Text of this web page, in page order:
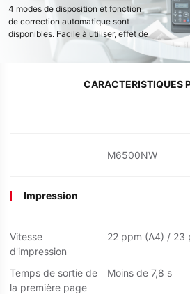
4 modes de disposition et fonction
de correction automatique sont
disponibles. Facile à utiliser, effet de
copie clair et propre
CARACTERISTIQUES
M6500NW
Impression
Vitesse
d'impression
22 ppm (A4) / 23
Temps de sortie de
la première page
Moins de 7,8 s